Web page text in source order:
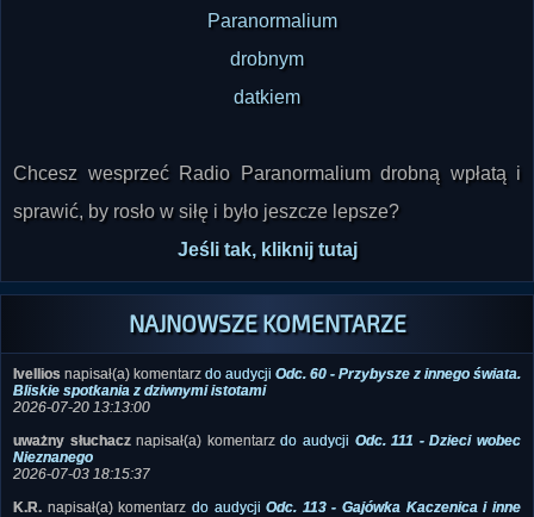
Chcesz wesprzeć Radio Paranormalium drobną wpłatą i
sprawić, by rosło w siłę i było jeszcze lepsze?
NAJNOWSZE KOMENTARZE
Bliskie spotkania z dziwnymi istotami
uważny słuchacznapisał(a) komentarzdo audycjiOdc. 111 - Dzieci wobec
Nieznanego
2026-07-03 18:15:37
K.R. napisał(a) komentarz
2026-06-29 22:13:07
Ivelliosnapisał(a) komentarz